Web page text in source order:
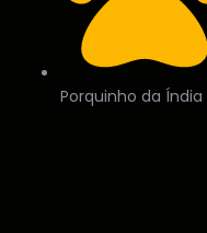
Porquinho da Índia